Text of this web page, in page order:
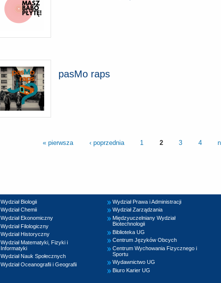
pasMo raps
« pierwsza ‹ poprzednia 1 2 3 4
Wydział Biologii
Wydział Chemii
Wydział Ekonomiczny
Wydział Filologiczny
Wydział Historyczny
Wydział Matematyki, Fizyki i
Informatyki
Wydział Nauk Społecznych
Wydział Oceanografii i Geografii
Wydział Prawa i Administracji
Wydział Zarządzania
Międzyuczelniany Wydział
Biotechnologii
Biblioteka UG
Centrum Języków Obcych
Centrum Wychowania Fizycznego i
Sportu
Wydawnictwo UG
Biuro Karier UG